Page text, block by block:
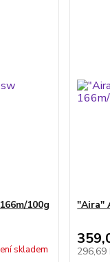
100g
skladem
"Aira"
296,69